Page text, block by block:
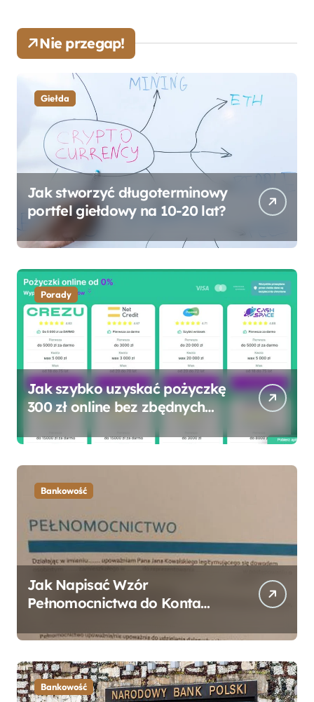
Nie przegap!
Giełda
Jak stworzyć długoterminowy
portfel giełdowy na 10-20 lat?
Porady
Jak szybko uzyskać pożyczkę
300 zł online bez zbędnych
Bankowość
Jak Napisać Wzór
Pełnomocnictwa do Konta
Przewodnik
Bankowość